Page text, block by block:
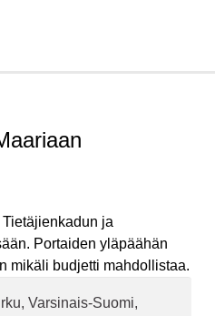
ja
Portaiden yläpäähän
mikäli budjetti mahdollistaa.
Varsinais-Suomi,